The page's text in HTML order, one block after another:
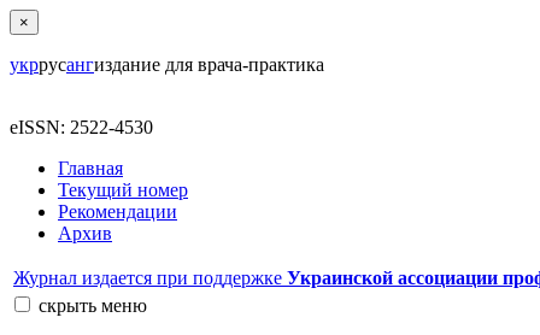
×
укррусангиздание для врача-практика
eISSN: 2522-4530
Главная
Текущий номер
Рекомендации
Архив
Журнал издается при поддержке Украинской ассоциации
скрыть меню